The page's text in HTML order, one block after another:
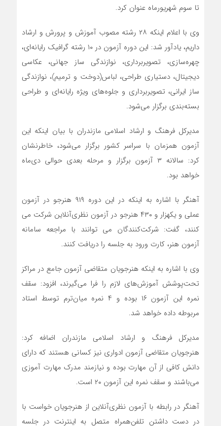
تا سوم شهریورماه عنوان کرد.
وی با اعلام اینکه ۲۸ رشته مصوب آموزش و پرورش و ارشاد
داریم، یادآور شد: این دوره آزمون در ۱۰ رشته‌ گرافیک رایانه‌ای،
چهره‌سازی، تصویربرداری، نوازندگی ساز جهانی، عکاسی
دیجیتال، دستیاری طراحی، لباس(دوخت و ترمیم)، نوازندگی
ساز ایرانی، تصویربرداری و جلوه‌های ویژه رایانه‌ای و طراحی
بسته‌بندی برگزار می‌شود.
مدیرکل فرهنگ و ارشاد اسلامی مازندران با بیان اینکه این
آزمون همزمان با سراسر کشور برگزار می‌شود، خاطرنشان
کرد: سالانه ۳ آزمون برگزار و مرحله بعدی حوالی دی‌ماه
خواهد بود.
آهنگر با اشاره به اینکه در این دوره ۹۱۹ هنرجو در آزمون
عملی و یکهزار و ۴۳۰ هنرجو در آزمون نظری‌آنلاین شرکت می
کنند، گفت: شرکت‌کنندگان می توانند با مراجعه سامانه
آزمون هنر، کارت ورود به جلسه را دریافت کنند.
وی با اشاره به اینکه هنرجویان متقاضی آزمون جامع در مراکز
تحت‌پوشش آموزش‌های لازم را فرا می‌گیرند، افزود: سقف
نمره این آزمون ۱۶ بوده و ۴ نمره میان‌ترم توسط استاد
مربوطه داده خواهد شد.
مدیرکل فرهنگ و ارشاد اسلامی مازندران اضافه کرد:
هنرجویان متقاضی آزمون ادواری نیز کسانی هستند که دارای
دانش کافی از آن مهارت بوده و نیازمند مدرک مهارت آموزی
می‌باشند و سقف نمره این آزمون ۲۰ است.
آهنگر در رابطه با آزمون نظری‌آنلاین از هنرجویان خواست با
در دست داشتن تلفن‌همراه متصل به اینترنت در جلسه